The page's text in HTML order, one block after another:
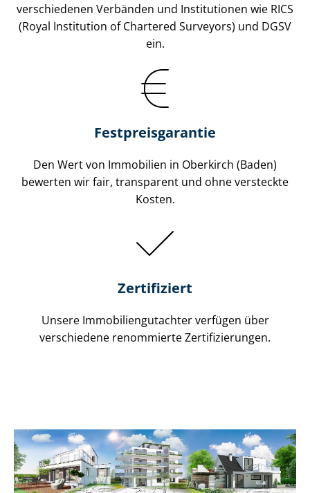
verschiedenen Verbänden und Institutionen wie RICS
(Royal Institution of Chartered Surveyors) und DGSV
ein.
Festpreis​garantie
Den Wert von Immobilien in Oberkirch (Baden)
bewerten wir fair, transparent und ohne versteckte
Kosten.
Zertifiziert
Unsere Immobilien­gutachter verfügen über
verschiedene renommierte Zer­ti­fi­zie­run­gen.